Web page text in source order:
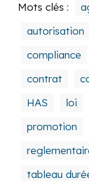
Mots clés :
autorisation
compliance
contrat
HAS
loi
promotion
tableau